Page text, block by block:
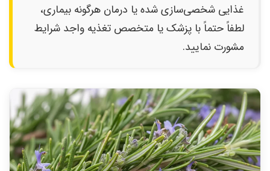
غذایی شخصی‌سازی شده یا درمان هرگونه بیماری،
لطفاً حتماً با پزشک یا متخصص تغذیه واجد شرایط
مشورت نمایید.